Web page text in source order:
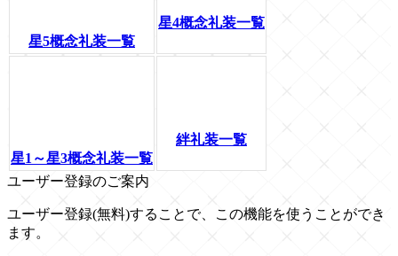
星5概念礼装一覧
星4概念礼装一覧
星1～星3概念礼装一覧
絆礼装一覧
ユーザー登録のご案内
ユーザー登録(無料)することで、この機能を使うことができ
ます。